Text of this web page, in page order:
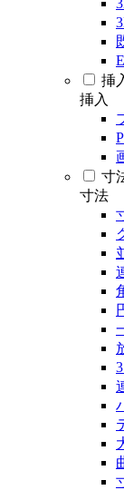
挿
挿入
寸
寸法